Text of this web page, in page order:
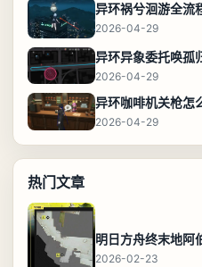
异环祸兮洄游全流
2026-04-29
2026-04-29
异环咖啡机关枪怎
2026-04-29
热门文章
2026-02-23